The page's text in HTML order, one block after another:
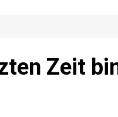
PressespiegelZeit